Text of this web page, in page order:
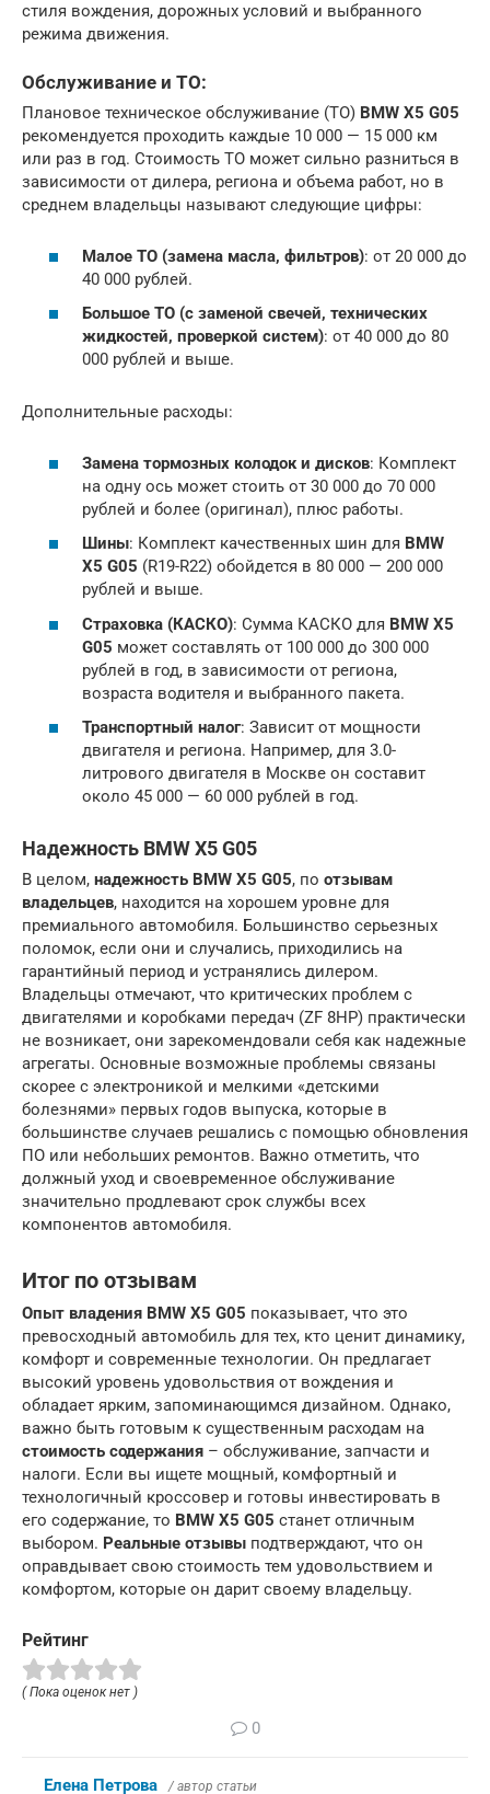
стиля вождения, дорожных условий и выбранного
режима движения.
Обслуживание и ТО:
Плановое техническое обслуживание (ТО) BMW X5 G05
рекомендуется проходить каждые 10 000 — 15 000 км
или раз в год. Стоимость ТО может сильно разниться в
зависимости от дилера, региона и объема работ, но в
среднем владельцы называют следующие цифры:
Малое ТО (замена масла, фильтров): от 20 000 до
40 000 рублей.
Большое ТО (с заменой свечей, технических
жидкостей, проверкой систем): от 40 000 до 80
000 рублей и выше.
Дополнительные расходы:
Замена тормозных колодок и дисков: Комплект
на одну ось может стоить от 30 000 до 70 000
рублей и более (оригинал), плюс работы.
Шины: Комплект качественных шин для BMW
X5 G05 (R19-R22) обойдется в 80 000 — 200 000
рублей и выше.
Страховка (КАСКО): Сумма КАСКО для BMW X5
G05 может составлять от 100 000 до 300 000
рублей в год, в зависимости от региона,
возраста водителя и выбранного пакета.
Транспортный налог: Зависит от мощности
двигателя и региона. Например, для 3.0-
литрового двигателя в Москве он составит
около 45 000 — 60 000 рублей в год.
Надежность BMW X5 G05
В целом, надежность BMW X5 G05, по отзывам
владельцев, находится на хорошем уровне для
премиального автомобиля. Большинство серьезных
поломок, если они и случались, приходились на
гарантийный период и устранялись дилером.
Владельцы отмечают, что критических проблем с
двигателями и коробками передач (ZF 8HP) практически
не возникает, они зарекомендовали себя как надежные
агрегаты. Основные возможные проблемы связаны
скорее с электроникой и мелкими «детскими
болезнями» первых годов выпуска, которые в
большинстве случаев решались с помощью обновления
ПО или небольших ремонтов. Важно отметить, что
должный уход и своевременное обслуживание
значительно продлевают срок службы всех
компонентов автомобиля.
Итог по отзывам
Опыт владения BMW X5 G05 показывает, что это
превосходный автомобиль для тех, кто ценит динамику,
комфорт и современные технологии. Он предлагает
высокий уровень удовольствия от вождения и
обладает ярким, запоминающимся дизайном. Однако,
важно быть готовым к существенным расходам на
стоимость содержания – обслуживание, запчасти и
налоги. Если вы ищете мощный, комфортный и
технологичный кроссовер и готовы инвестировать в
его содержание, то BMW X5 G05 станет отличным
выбором. Реальные отзывы подтверждают, что он
оправдывает свою стоимость тем удовольствием и
комфортом, которые он дарит своему владельцу.
Рейтинг
( Пока оценок нет )
0
Елена Петрова / автор статьи